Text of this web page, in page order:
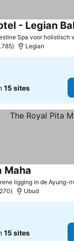
Spa voor holistisch
- Legian
Legian
15 sites
ligging in de Ayung-
Maha
Ubud
15 sites